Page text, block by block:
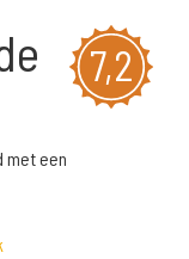
7,2
met een